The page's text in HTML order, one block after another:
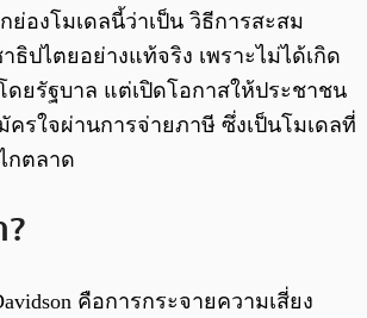
ย่องโมเดลนี้ว่าเป็น วิธีการสะสม
ธิปไตยอย่างแท้จริง เพราะไม่ได้เกิด
ดยรัฐบาล แต่เปิดโอกาสให้ประชาชน
ครใจผ่านการจ่ายภาษี ซึ่งเป็นโมเดลที่
กตลาด
คือการกระจายความเสี่ยง